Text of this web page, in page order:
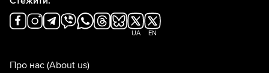
UA EN
Про нас (About us)